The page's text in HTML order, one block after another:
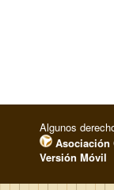
Algunos
Asociación
Versión Móvil